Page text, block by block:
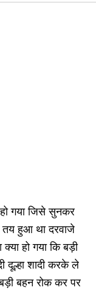
गया जिसे सुनकर
तय हुआ था दरवाजे
हो गया कि बड़ी
दूल्हा शादी करके ले
बहन रोक कर पर